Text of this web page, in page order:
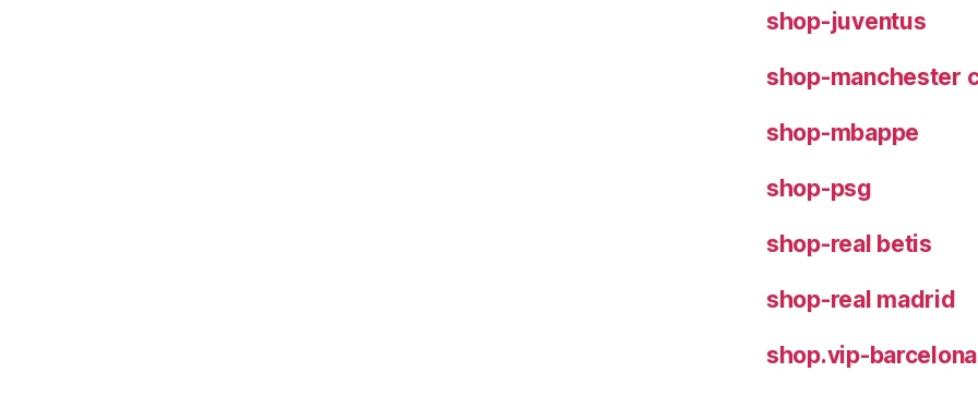
shop-juventus
shop-manchester
shop-mbappe
shop-psg
shop-real betis
shop-real madrid
shop.vip-barcelona